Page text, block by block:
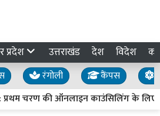
प्रदेश उत्तराखंड देश विदेश
रंगोली कैंपस
प्रथम चरण की ऑनलाइन काउंसिलिंग के